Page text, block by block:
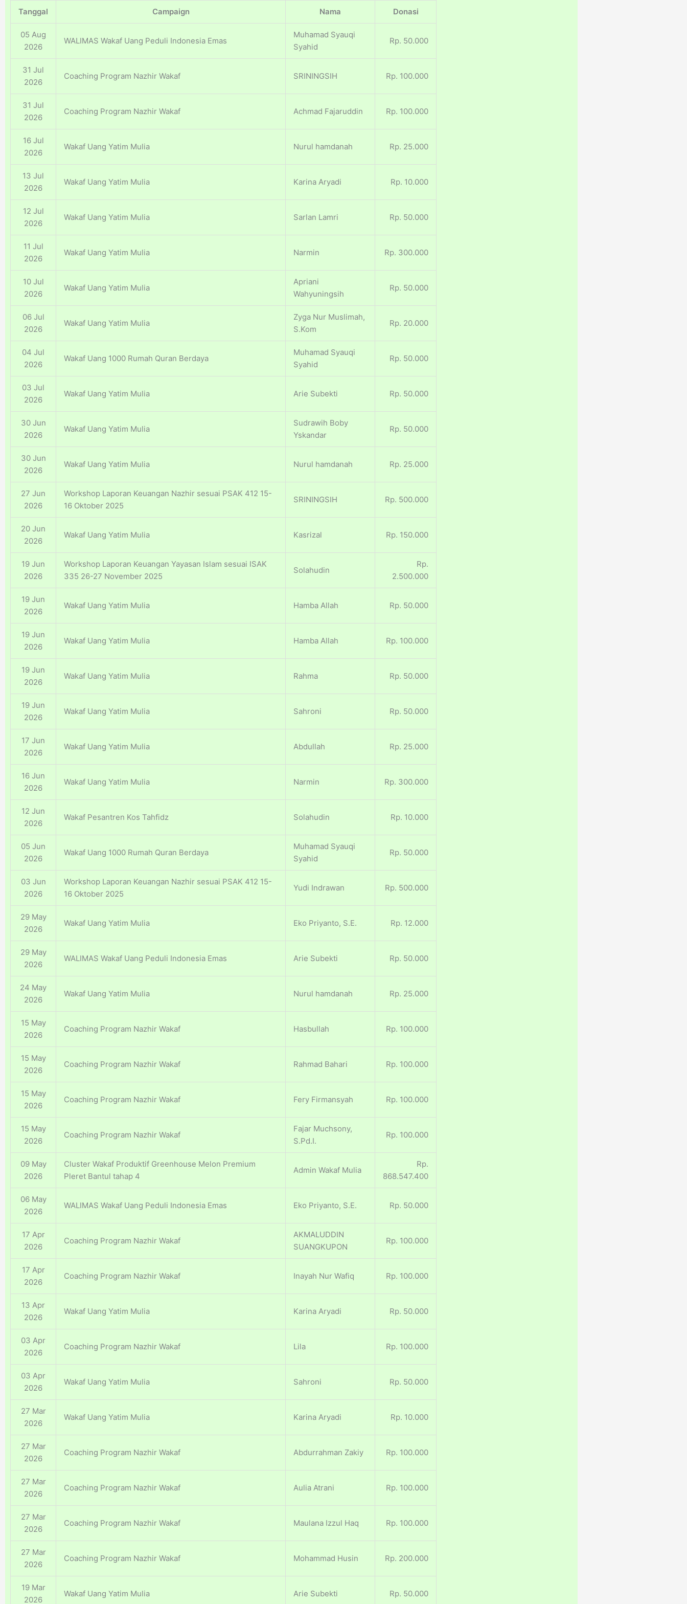
Tanggal Campaign Nama Donasi
05 Aug
2026
WALIMAS Wakaf Uang Peduli Indonesia Emas
Muhamad Syauqi
Syahid
Rp. 50.000
31 Jul
2026
Coaching Program Nazhir Wakaf SRININGSIH Rp. 100.000
31 Jul
2026
Coaching Program Nazhir Wakaf Achmad Fajaruddin Rp. 100.000
16 Jul
2026
Wakaf Uang Yatim Mulia Nurul hamdanah Rp. 25.000
13 Jul
2026
Wakaf Uang Yatim Mulia Karina Aryadi Rp. 10.000
12 Jul
2026
Wakaf Uang Yatim Mulia Sarlan Lamri Rp. 50.000
11 Jul
2026
Wakaf Uang Yatim Mulia Narmin Rp. 300.000
10 Jul
2026
Wakaf Uang Yatim Mulia
Apriani
Wahyuningsih
Rp. 50.000
06 Jul
2026
Wakaf Uang Yatim Mulia
Zyga Nur Muslimah,
S.Kom
Rp. 20.000
04 Jul
2026
Wakaf Uang 1000 Rumah Quran Berdaya
Muhamad Syauqi
Syahid
Rp. 50.000
03 Jul
2026
Wakaf Uang Yatim Mulia Arie Subekti Rp. 50.000
30 Jun
2026
Wakaf Uang Yatim Mulia
Sudrawih Boby
Yskandar
Rp. 50.000
30 Jun
2026
Wakaf Uang Yatim Mulia Nurul hamdanah Rp. 25.000
27 Jun
2026
Workshop Laporan Keuangan Nazhir sesuai PSAK 412 15-
16 Oktober 2025
SRININGSIH Rp. 500.000
20 Jun
2026
Wakaf Uang Yatim Mulia Kasrizal Rp. 150.000
19 Jun
2026
Workshop Laporan Keuangan Yayasan Islam sesuai ISAK
335 26-27 November 2025
Solahudin
Rp.
2.500.000
19 Jun
2026
Wakaf Uang Yatim Mulia Hamba Allah Rp. 50.000
19 Jun
2026
Wakaf Uang Yatim Mulia Hamba Allah Rp. 100.000
19 Jun
2026
Wakaf Uang Yatim Mulia Rahma Rp. 50.000
19 Jun
2026
Wakaf Uang Yatim Mulia Sahroni Rp. 50.000
17 Jun
2026
Wakaf Uang Yatim Mulia Abdullah Rp. 25.000
16 Jun
2026
Wakaf Uang Yatim Mulia Narmin Rp. 300.000
12 Jun
2026
Wakaf Pesantren Kos Tahfidz Solahudin Rp. 10.000
05 Jun
2026
Wakaf Uang 1000 Rumah Quran Berdaya
Muhamad Syauqi
Syahid
Rp. 50.000
03 Jun
2026
Workshop Laporan Keuangan Nazhir sesuai PSAK 412 15-
16 Oktober 2025
Yudi Indrawan Rp. 500.000
29 May
2026
Wakaf Uang Yatim Mulia Eko Priyanto, S.E. Rp. 12.000
29 May
2026
WALIMAS Wakaf Uang Peduli Indonesia Emas Arie Subekti Rp. 50.000
24 May
2026
Wakaf Uang Yatim Mulia Nurul hamdanah Rp. 25.000
15 May
2026
Coaching Program Nazhir Wakaf Hasbullah Rp. 100.000
15 May
2026
Coaching Program Nazhir Wakaf Rahmad Bahari Rp. 100.000
15 May
2026
Coaching Program Nazhir Wakaf Fery Firmansyah Rp. 100.000
15 May
2026
Coaching Program Nazhir Wakaf
Fajar Muchsony,
S.Pd.I.
Rp. 100.000
09 May
2026
Cluster Wakaf Produktif Greenhouse Melon Premium
Pleret Bantul tahap 4
Admin Wakaf Mulia
Rp.
868.547.400
06 May
2026
WALIMAS Wakaf Uang Peduli Indonesia Emas Eko Priyanto, S.E. Rp. 50.000
17 Apr
2026
Coaching Program Nazhir Wakaf
AKMALUDDIN
SUANGKUPON
Rp. 100.000
17 Apr
2026
Coaching Program Nazhir Wakaf Inayah Nur Wafiq Rp. 100.000
13 Apr
2026
Wakaf Uang Yatim Mulia Karina Aryadi Rp. 50.000
03 Apr
2026
Coaching Program Nazhir Wakaf Lila Rp. 100.000
03 Apr
2026
Wakaf Uang Yatim Mulia Sahroni Rp. 50.000
27 Mar
2026
Wakaf Uang Yatim Mulia Karina Aryadi Rp. 10.000
27 Mar
2026
Coaching Program Nazhir Wakaf Abdurrahman Zakiy Rp. 100.000
27 Mar
2026
Coaching Program Nazhir Wakaf Aulia Atrani Rp. 100.000
27 Mar
2026
Coaching Program Nazhir Wakaf Maulana Izzul Haq Rp. 100.000
27 Mar
2026
Coaching Program Nazhir Wakaf Mohammad Husin Rp. 200.000
19 Mar
2026
Wakaf Uang Yatim Mulia Arie Subekti Rp. 50.000